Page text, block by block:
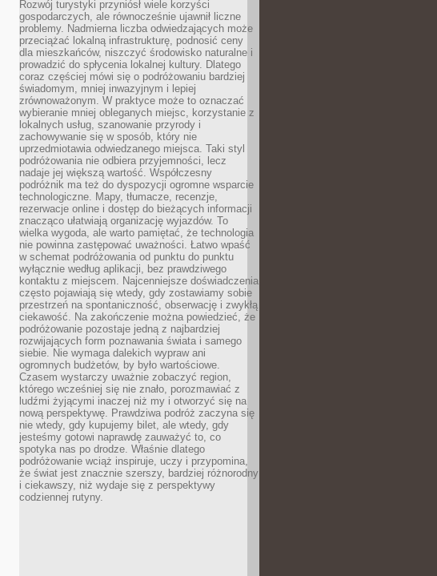
Rozwój turystyki przyniósł wiele korzyści
gospodarczych, ale równocześnie ujawnił liczne
problemy. Nadmierna liczba odwiedzających może
przeciążać lokalną infrastrukturę, podnosić ceny
dla mieszkańców, niszczyć środowisko naturalne i
prowadzić do spłycenia lokalnej kultury. Dlatego
coraz częściej mówi się o podróżowaniu bardziej
świadomym, mniej inwazyjnym i lepiej
zrównoważonym. W praktyce może to oznaczać
wybieranie mniej obleganych miejsc, korzystanie z
lokalnych usług, szanowanie przyrody i
zachowywanie się w sposób, który nie
uprzedmiotawia odwiedzanego miejsca. Taki styl
podróżowania nie odbiera przyjemności, lecz
nadaje jej większą wartość. Współczesny
podróżnik ma też do dyspozycji ogromne wsparcie
technologiczne. Mapy, tłumacze, recenzje,
rezerwacje online i dostęp do bieżących informacji
znacząco ułatwiają organizację wyjazdów. To
wielka wygoda, ale warto pamiętać, że technologia
nie powinna zastępować uważności. Łatwo wpaść
w schemat podróżowania od punktu do punktu
wyłącznie według aplikacji, bez prawdziwego
kontaktu z miejscem. Najcenniejsze doświadczenia
często pojawiają się wtedy, gdy zostawiamy sobie
przestrzeń na spontaniczność, obserwację i zwykłą
ciekawość. Na zakończenie można powiedzieć, że
podróżowanie pozostaje jedną z najbardziej
rozwijających form poznawania świata i samego
siebie. Nie wymaga dalekich wypraw ani
ogromnych budżetów, by było wartościowe.
Czasem wystarczy uważnie zobaczyć region,
którego wcześniej się nie znało, porozmawiać z
ludźmi żyjącymi inaczej niż my i otworzyć się na
nową perspektywę. Prawdziwa podróż zaczyna się
nie wtedy, gdy kupujemy bilet, ale wtedy, gdy
jesteśmy gotowi naprawdę zauważyć to, co
spotyka nas po drodze. Właśnie dlatego
podróżowanie wciąż inspiruje, uczy i przypomina,
że świat jest znacznie szerszy, bardziej różnorodny
i ciekawszy, niż wydaje się z perspektywy
codziennej rutyny.